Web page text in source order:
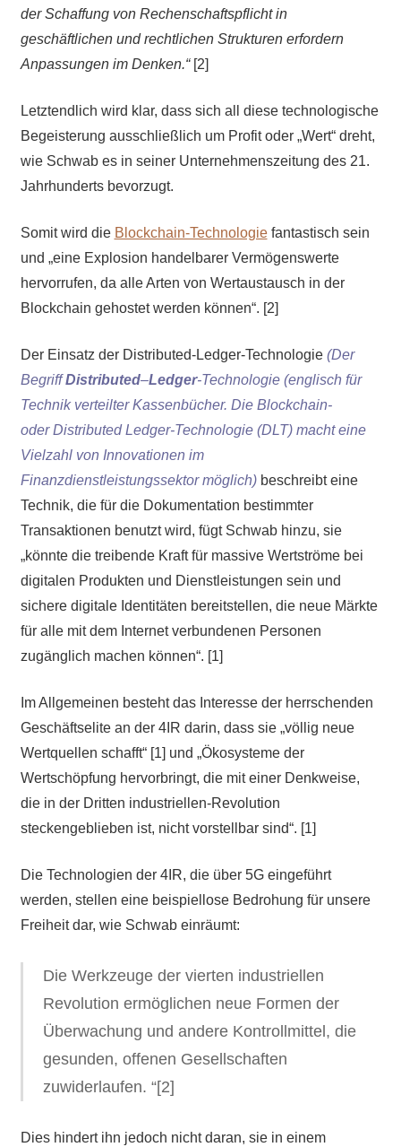
der Schaffung von Rechenschaftspflicht in
geschäftlichen und rechtlichen Strukturen erfordern
Anpassungen im Denken.“[2]
Letztendlich wird klar, dass sich all diese technologische
Begeisterung ausschließlich um Profit oder „Wert“ dreht,
wie Schwab es in seiner Unternehmenszeitung des 21.
Jahrhunderts bevorzugt.
Somit wird die Blockchain-Technologiefantastisch sein
und „eine Explosion handelbarer Vermögenswerte
hervorrufen, da alle Arten von Wertaustausch in der
Blockchain gehostet werden können“. [2]
Der Einsatz der Distributed-Ledger-Technologie (Der
BegriffDistributed–Ledger-Technologie (englisch für
Technik verteilter Kassenbücher. Die Blockchain-
oder Distributed Ledger-Technologie (DLT) macht eine
Vielzahl von Innovationen im
Finanzdienstleistungssektor möglich)beschreibt eine
Technik, die für die Dokumentation bestimmter
Transaktionen benutzt wird, fügt Schwab hinzu, sie
„könnte die treibende Kraft für massive Wertströme bei
digitalen Produkten und Dienstleistungen sein und
sichere digitale Identitäten bereitstellen, die neue Märkte
für alle mit dem Internet verbundenen Personen
zugänglich machen können“. [1]
Im Allgemeinen besteht das Interesse der herrschenden
Geschäftselite an der 4IR darin, dass sie „völlig neue
Wertquellen schafft“ [1] und „Ökosysteme der
Wertschöpfung hervorbringt, die mit einer Denkweise,
die in der Dritten industriellen-Revolution
steckengeblieben ist, nicht vorstellbar sind“. [1]
Die Technologien der 4IR, die über 5G eingeführt
werden, stellen eine beispiellose Bedrohung für unsere
Freiheit dar, wie Schwab einräumt:
Die Werkzeuge der vierten industriellen
Revolution ermöglichen neue Formen der
Überwachung und andere Kontrollmittel, die
gesunden, offenen Gesellschaften
zuwiderlaufen. “[2]
Dies hindert ihn jedoch nicht daran, sie in einem